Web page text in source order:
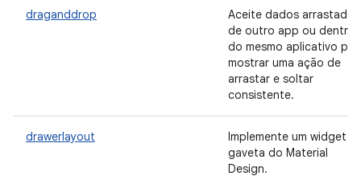
draganddrop
Aceite dados arrastados
de outro app ou dentro
do mesmo aplicativo
mostrar uma ação de
arrastar e soltar
consistente.
drawerlayout
Implemente um widget
gaveta do Material
Design.